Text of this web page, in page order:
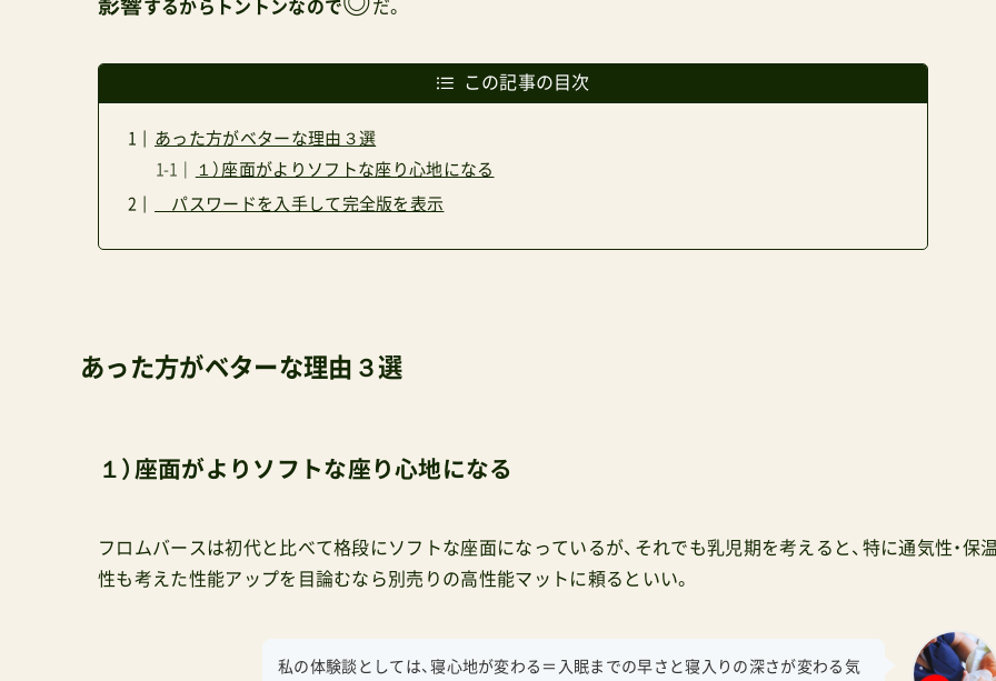
影響するからトントンなので だ。
この記事の目次
あった方がベターな理由３選
１）座面がよりソフトな座り心地になる
パスワードを入手して完全版を表示
あった方がベターな理由３選
１）座面がよりソフトな座り心地になる
フロムバースは初代と比べて格段にソフトな座面になっているが、それでも乳児期を考えると、特に通気性・保
性も考えた性能アップを目論むなら別売りの高性能マットに頼るといい。
私の体験談としては、寝心地が変わる＝入眠までの早さと寝入りの深さが変わる気